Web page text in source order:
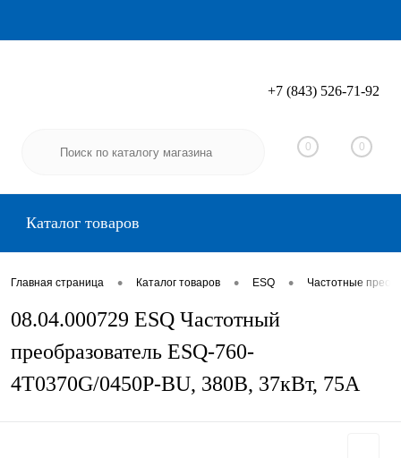
Вход Регистрация
+7 (843) 526-71-92
0 0
Каталог товаров
Главная страница • Каталог товаров • ESQ • Частотные
08.04.000729 ESQ Частотный
преобразователь ESQ-760-
4T0370G/0450P-BU, 380В, 37кВт, 75А